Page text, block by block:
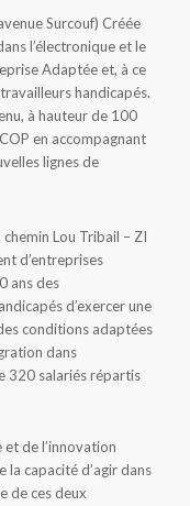
Surcouf) Créée
l’électronique et le
Adaptée et, à ce
handicapés.
à hauteur de 100
en accompagnant
lignes de
Lou Tribail – ZI
d’entreprises
ans des
d’exercer une
conditions adaptées
dans
320 salariés répartis
de l’innovation
la capacité d’agir dans
de ces deux